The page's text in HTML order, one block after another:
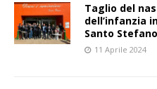
Taglio del
dell’infanzia
Santo
11 Aprile 2024